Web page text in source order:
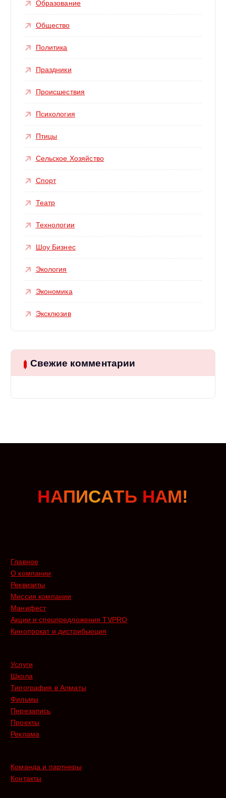
Образование
Общество
Политика
Праздники
Происшествия
Психология
Птицы
Сельское Хозяйство
Спорт
Театр
Технологии
Шоу Бизнес
Экология
Экономика
Эксклюзив
Свежие комментарии
НАПИСАТЬ НАМ!
Главное
О компании
Реквизиты
Миссия компании
Манифест
Акции и спецпредложения TVPRO
Кинопрокат и дистрибьюция
Услуги
Школа
Типография в Алматы
Фильмы
Перезапись
Проекты
Реклама
Команда и партнеры
Контакты